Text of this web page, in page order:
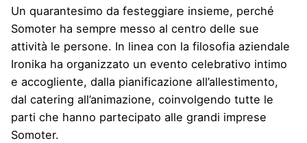
Un quarantesimo da festeggiare insieme, perché
Somoter ha sempre messo al centro delle sue
attività le persone. In linea con la filosofia aziendale
Ironika ha organizzato un evento celebrativo intimo
e accogliente, dalla pianificazione all’allestimento,
dal catering all’animazione, coinvolgendo tutte le
parti che hanno partecipato alle grandi imprese
Somoter.